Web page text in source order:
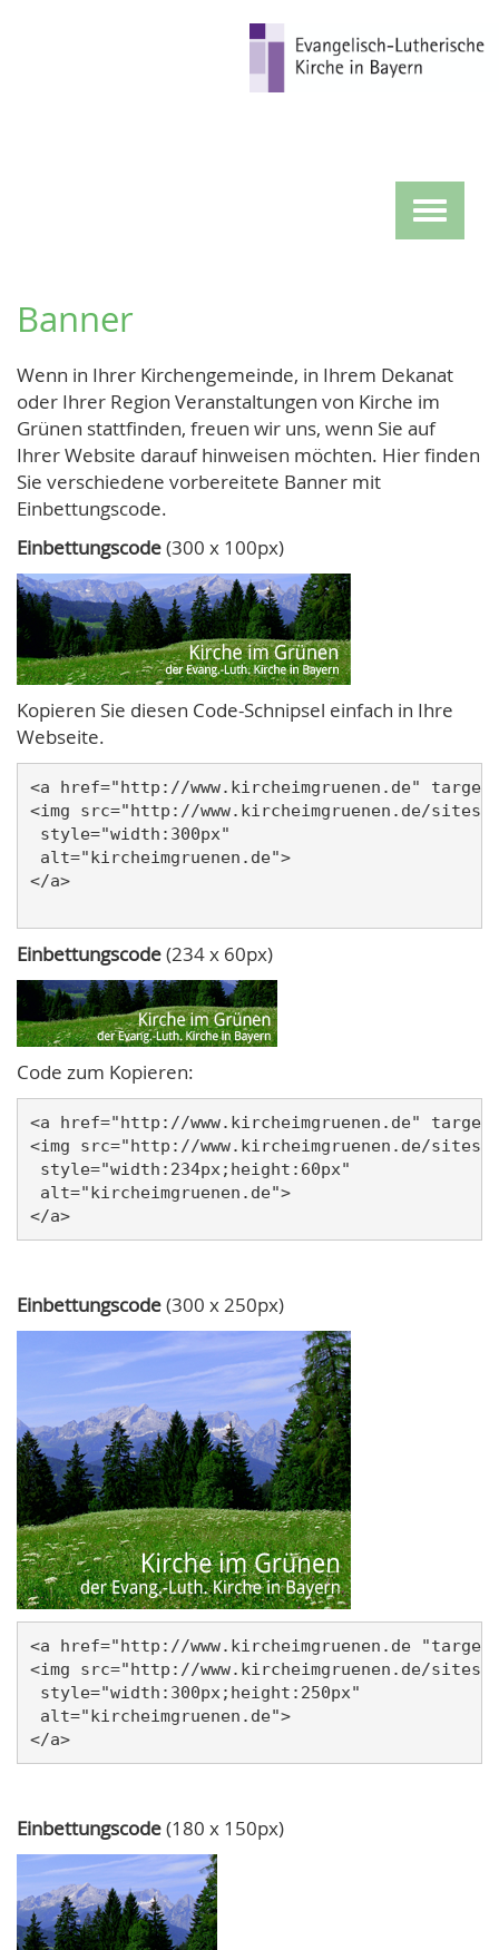
zum
Inhalt
Toggle
Banner
Wenn in Ihrer Kirchengemeinde, in Ihrem Dekanat
oder Ihrer Region Veranstaltungen von Kirche im
Grünen stattfinden, freuen wir uns, wenn Sie auf
Ihrer Website darauf hinweisen möchten. Hier finden
Sie verschiedene vorbereitete Banner mit
Einbettungscode.
Einbettungscode(300 x 100px)
Kopieren Sie diesen Code-Schnipsel einfach in Ihre
Webseite.
<a href="http://www.kircheimgruenen.de"
<img src="http://www.kircheimgruenen.de/sites/
style="width:300px"
alt="kircheimgruenen.de">
</a>
Einbettungscode(234 x 60px)
Code zum Kopieren:
<a href="http://www.kircheimgruenen.de"
<img src="http://www.kircheimgruenen.de/sites/
style="width:234px;height:60px"
alt="kircheimgruenen.de">
</a>
Einbettungscode(300 x 250px)
<a href="http://www.kircheimgruenen.de
<img src="http://www.kircheimgruenen.de/sites/
style="width:300px;height:250px"
alt="kircheimgruenen.de">
</a>
Einbettungscode(180 x 150px)